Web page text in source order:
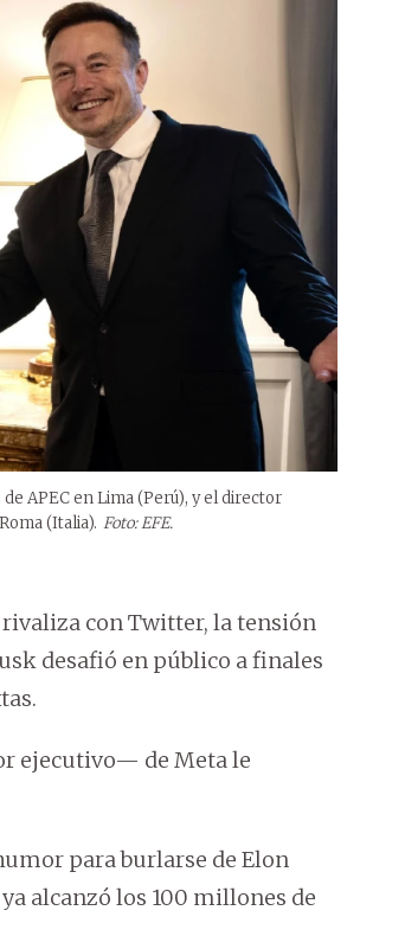
APEC en Lima (Perú), y el director
(Italia). Foto: EFE.
con Twitter, la tensión
desafió en público a finales
ejecutivo— de Meta le
para burlarse de Elon
alcanzó los 100 millones de